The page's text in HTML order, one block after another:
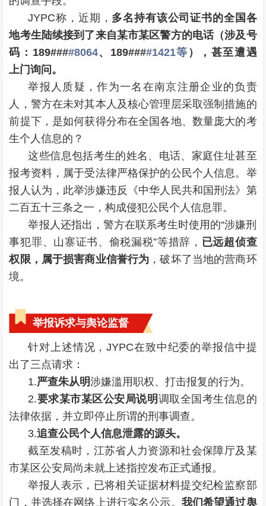
JYPC称，近期， 多名持有该公司证书的全国各
地考生陆续接到了来自某市某区警方的电话（涉及号
码：189####8064、189####1421等 ），甚至遭遇
上门询问。
举报人质疑，作为一名在南京注册企业的负责
人，警方在未对其本人及核心管理层采取强制措施的
前提下，是如何获得分布在全国各地、数量庞大的考
生个人信息的？
这些信息包括考生的姓名、电话、家庭住址甚至
报考资料，属于受法律严格保护的公民个人信息。举
报人认为，此举涉嫌违反
《中华人民共和国刑法》 第
二百五十三条之一，构成侵犯公民个人信息罪。
举报人还指出，警方在联系考生时使用的“涉嫌刑
事犯罪、山寨证书、偷税漏税”等措辞， 已远超侦查
权限，属于损害商业信誉行为 ，破坏了当地的营商环
境。
举报诉求与舆论监督
针对上述情况，JYPC在致中纪委的举报信中提
出了三点请求：
1.严查朱从明涉嫌滥用职权、打击报复的行为。
2.要求某市某区公安局说明 调取全国考生信息的
法律依据，并立即停止所谓的刑事调查。
3.追查公民个人信息泄露的源头。
截至发稿时，江苏省人力资源和社会保障厅及某
市某区公安局尚未就上述指控发布正式通报。
举报人表示，已将相关证据材料提交纪检监察部
门，并选择在网络上进行实名公示。 我们希望通过舆